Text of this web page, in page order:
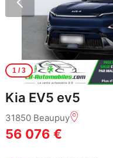
1/ 3
Kia EV5 ev5
31850 Beaupuy
56 076 €